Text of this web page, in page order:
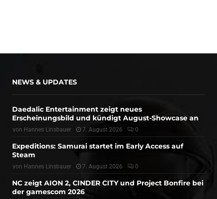
NEWS & UPDATES
Daedalic Entertainment zeigt neues
Erscheinungsbild und kündigt August-Showcase an
von Hannes Linsbauer 7. August 2026 0
Expeditions: Samurai startet im Early Access auf
Steam
von Hannes Linsbauer 7. August 2026 0
NC zeigt AION 2, CINDER CITY und Project Bonfire bei
der gamescom 2026